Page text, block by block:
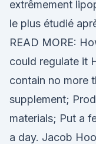
extrêmement
le plus étudié
READ MORE:
could regulate it
contain no more
supplement;
materials; Put a
a day. Jacob